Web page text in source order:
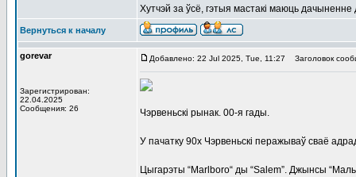
Хутчэй за ўсё, гэтыя мастакі маюць дачыненне
Вернуться к началу
gorevar
Зарегистрирован:
22.04.2025
Сообщения: 26
Добавлено: 22 Jul 2025, Tue, 11:27 Заголовок
Чэрвеньскі рынак. 00-я гады.
У пачатку 90х Чэрвеньскі перажываў сваё
Цыгарэты “Marlboro“ ды “Salem”. Джынсы